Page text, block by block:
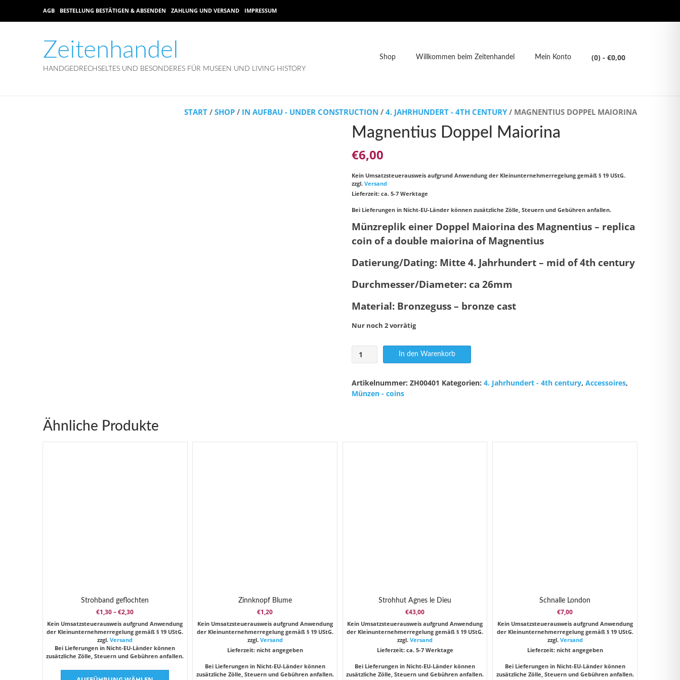
AGB BESTELLUNG BESTÄTIGEN & ABSENDEN ZAHLUNG UND VERSAND IMPRESSUM
Zeitenhandel
HANDGEDRECHSELTES UND BESONDERES FÜR MUSEEN UND LIVING HISTORY
(0) - €0,00
Shop Willkommen beim Zeitenhandel Mein Konto
START / SHOP / IN AUFBAU - UNDER CONSTRUCTION / 4. JAHRHUNDERT - 4TH CENTURY/ MAGNENTIUS DOPPEL MAIORINA
Magnentius Doppel Maiorina
€6,00
Kein Umsatzsteuerausweis aufgrund Anwendung der Kleinunternehmerregelung gemäß § 19 UStG.
zzgl.Versand
Lieferzeit: ca. 5-7 Werktage
Bei Lieferungen in Nicht-EU-Länder können zusätzliche Zölle, Steuern und Gebühren anfallen.
Münzreplik einer Doppel Maiorina des Magnentius – replica
coin of a double maiorina of Magnentius
Datierung/Dating: Mitte 4. Jahrhundert – mid of 4th century
Durchmesser/Diameter: ca 26mm
Material: Bronzeguss – bronze cast
Nur noch 2 vorrätig
Magnentius
Doppel
Menge
In den Warenkorb
Artikelnummer:ZH00401 Kategorien:4. Jahrhundert - 4th century,Accessoires,
Münzen - coins
Ähnliche Produkte
Strohband geflochten
€1,30–€2,30Preisspanne:
€1,30
bis
Kein Umsatzsteuerausweis aufgrund Anwendung
der Kleinunternehmerregelung gemäß § 19 UStG.
zzgl.Versand
Bei Lieferungen in Nicht-EU-Länder können
zusätzliche Zölle, Steuern und Gebühren anfallen.
Dieses
Zinnknopf Blume
€1,20
Kein Umsatzsteuerausweis aufgrund Anwendung
der Kleinunternehmerregelung gemäß § 19 UStG.
zzgl. Versand
Lieferzeit: nicht angegeben
Bei Lieferungen in Nicht-EU-Länder können
zusätzliche Zölle, Steuern und Gebühren anfallen.
Strohhut Agnes le Dieu
€43,00
Kein Umsatzsteuerausweis aufgrund Anwendung
der Kleinunternehmerregelung gemäß § 19 UStG.
zzgl.Versand
Lieferzeit: ca. 5-7 Werktage
Bei Lieferungen in Nicht-EU-Länder können
zusätzliche Zölle, Steuern und Gebühren anfallen.
Schnalle London
€7,00
Kein Umsatzsteuerausweis aufgrund Anwendung
der Kleinunternehmerregelung gemäß § 19 UStG.
zzgl. Versand
Lieferzeit: nicht angegeben
Bei Lieferungen in Nicht-EU-Länder können
zusätzliche Zölle, Steuern und Gebühren anfallen.